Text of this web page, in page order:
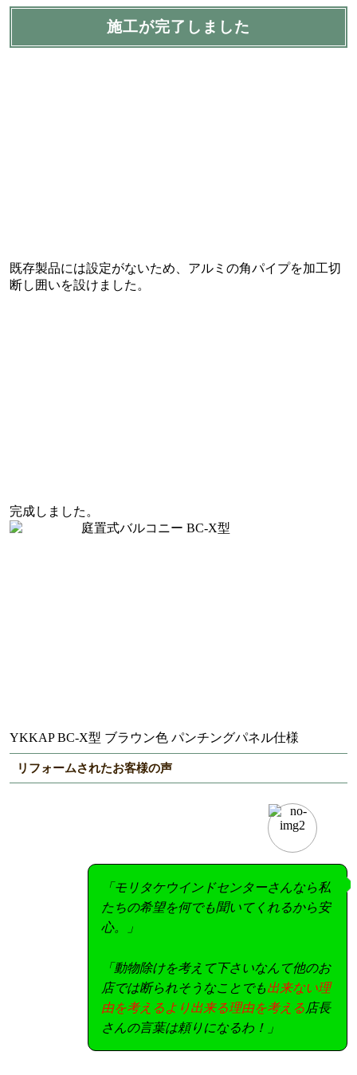
施工が完了しました
既存製品には設定がないため、アルミの角パイプを加工切
断し囲いを設けました。
完成しました。
YKKAP BC-X型 ブラウン色 パンチングパネル仕様
リフォームされたお客様の声
「モリタケウインドセンターさんなら私
たちの希望を何でも聞いてくれるから安
心。」
「動物除けを考えて下さいなんて他のお
店では断られそうなことでも出来ない理
由を考えるより出来る理由を考える店長
さんの言葉は頼りになるわ！」